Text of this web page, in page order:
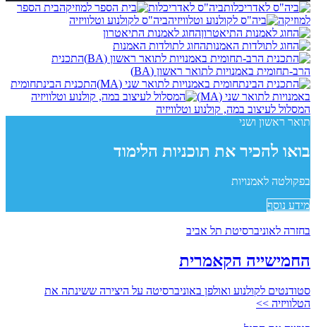
ביה"ס לאדריכלות
בית הספר
למוזיקה
ביה"ס לקולנוע וטלוויזיה
החוג לאמנות התיאטרון
החוג לתולדות האמנות
התכנית
הרב-תחומית באמנויות לתואר ראשון (BA)
התכנית הבינתחומית
באמנויות לתואר שני (MA)
המסלול לעיצוב במה, קולנוע וטלוויזיה
תואר ראשון ושני
בואו להכיר את תוכניות הלימוד
בפקולטה לאמנויות
מידע נוסף
בחזרה לאוניברסיטת תל אביב
החמישייה הקאמרית
סטודנטים לקולנוע ואולפן באוניברסיטה על היצירה ששינתה את
הטלוויזיה >>